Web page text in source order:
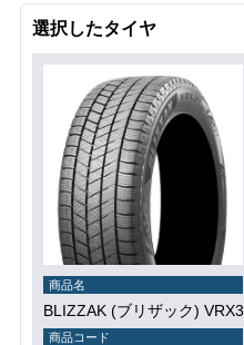
選択したタイヤ
商品名
BLIZZAK (ブリザック) VRX3
商品コード